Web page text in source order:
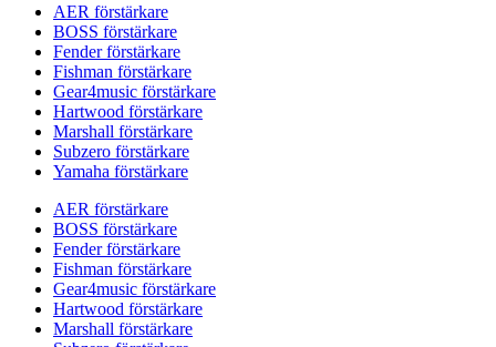
AER förstärkare
BOSS förstärkare
Fender förstärkare
Fishman förstärkare
Gear4music förstärkare
Hartwood förstärkare
Marshall förstärkare
Subzero förstärkare
Yamaha förstärkare
AER förstärkare
BOSS förstärkare
Fender förstärkare
Fishman förstärkare
Gear4music förstärkare
Hartwood förstärkare
Marshall förstärkare